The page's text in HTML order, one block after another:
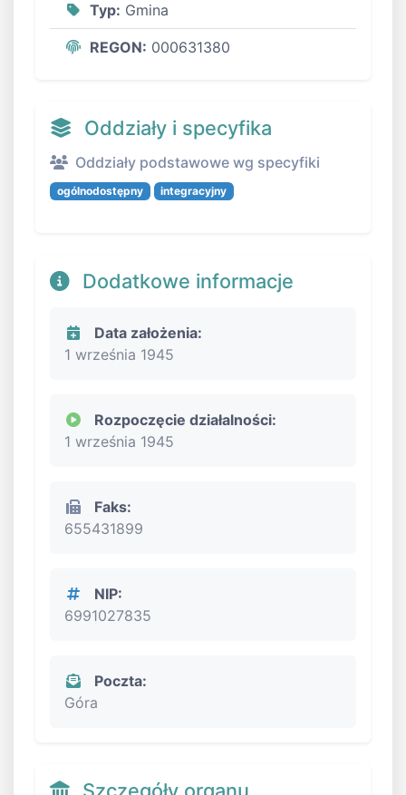
Typ: Gmina
REGON: 000631380
Oddziały i specyfika
Oddziały podstawowe wg specyfiki
ogólnodostępny integracyjny
Dodatkowe informacje
Data założenia:
1 września 1945
Rozpoczęcie działalności:
1 września 1945
Faks:
655431899
NIP:
6991027835
Poczta:
Góra